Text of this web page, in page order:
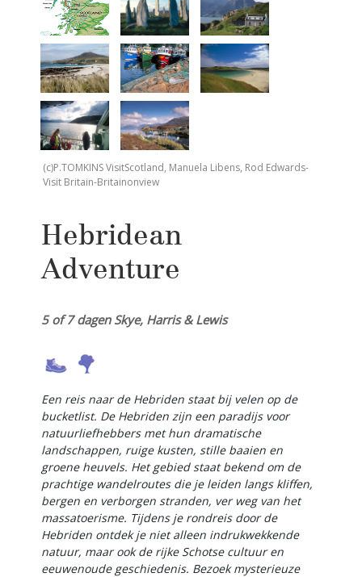
(c)P.TOMKINS VisitScotland, Manuela Libens, Rod Edwards-
Visit Britain-Britainonview
Hebridean
Adventure
5 of 7 dagen Skye, Harris & Lewis
Een reis naar de Hebriden staat bij velen op de
bucketlist. De Hebriden zijn een paradijs voor
natuurliefhebbers met hun dramatische
landschappen, ruige kusten, stille baaien en
groene heuvels. Het gebied staat bekend om de
prachtige wandelroutes die je leiden langs kliffen,
bergen en verborgen stranden, ver weg van het
massatoerisme. Tijdens je rondreis door de
Hebriden ontdek je niet alleen indrukwekkende
natuur, maar ook de rijke Schotse cultuur en
eeuwenoude geschiedenis. Bezoek mysterieuze